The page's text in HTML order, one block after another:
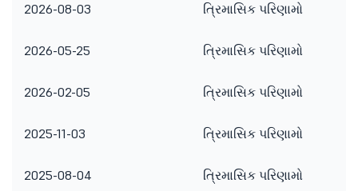
2026-08-03 ત્રિમાસિક પરિણામો
2026-05-25 ત્રિમાસિક પરિણામો
2026-02-05 ત્રિમાસિક પરિણામો
2025-11-03 ત્રિમાસિક પરિણામો
2025-08-04 ત્રિમાસિક પરિણામો